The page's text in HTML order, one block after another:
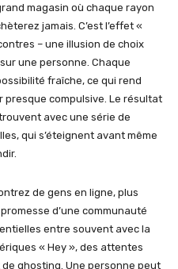
magasin où chaque rayon
jamais. C’est l’effet «
– une illusion de choix
une personne. Chaque
fraîche, ce qui rend
presque compulsive. Le résultat
avec une série de
qui s’éteignent avant même
de gens en ligne, plus
d’une communauté
entre souvent avec la
« Hey », des attentes
ghosting. Une personne peut